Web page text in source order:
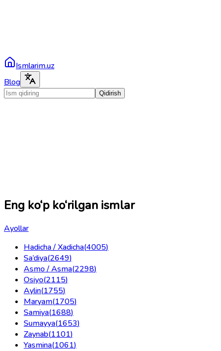
Ismlarim.uz
Blog
Qidirish
Eng ko‘p ko‘rilgan ismlar
Ayollar
Hadicha / Xadicha(4005)
Sa’diya(2649)
Asmo / Asma(2298)
Osiyo(2115)
Aylin(1755)
Maryam(1705)
Samiya(1688)
Sumayya(1653)
Zaynab(1101)
Yasmina(1061)